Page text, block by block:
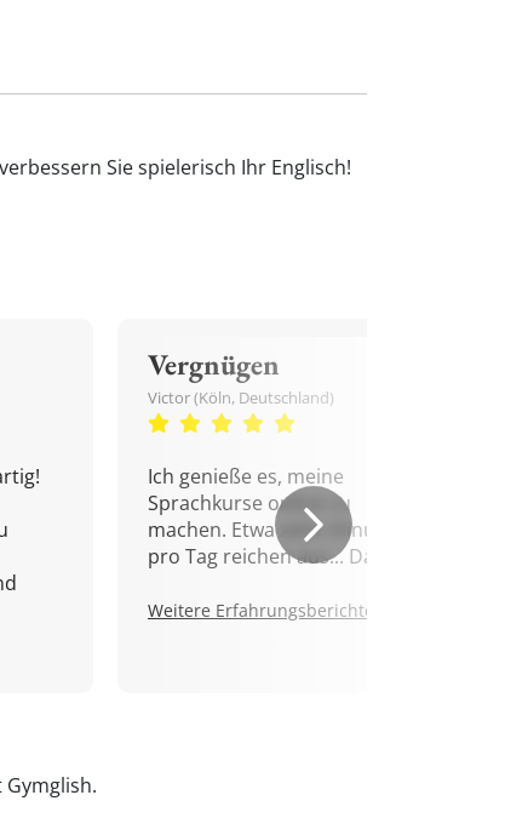
Sie spielerisch Ihr Englisch!
Vergnügen
Victor (Köln, Deutschland)
Ich genieße es, meine
Sprachkurse online zu
machen. Etwa zehn Minuten
pro Tag reichen aus... Danke!
Weitere Erfahrungsberichte.